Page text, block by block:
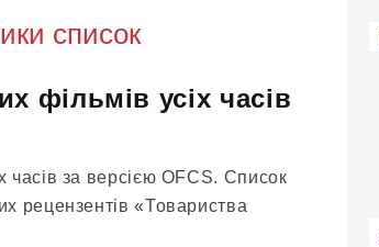
список
фільмів усіх часів
часів за версією OFCS. Список
рецензентів «Товариства